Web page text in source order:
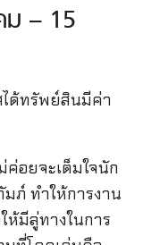
– 15
ได้ทรัพย์สินมีค่า
อยจะเต็มใจนัก
ภ์ ทำให้การงาน
ห้มีลู่ทางในการ